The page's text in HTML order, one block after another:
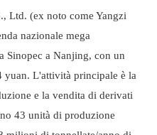
Ltd. (ex noto come Yangzi
nazionale mega
Sinopec a Nanjing, con un
yuan. L'attività principale è la
e la vendita di derivati
43 unità di produzione